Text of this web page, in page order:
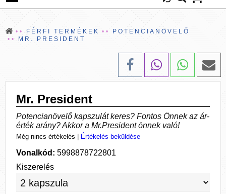
FÉRFI TERMÉKEK
POTENCIANÖVELŐ
MR. PRESIDENT
Mr. President
Potencianövelő kapszulát keres? Fontos Önnek az ár-
érték arány? Akkor a Mr.President önnek való!
Még nincs értékelés Értékelés beküldése
Vonalkód: 5998878722801
Kiszerelés